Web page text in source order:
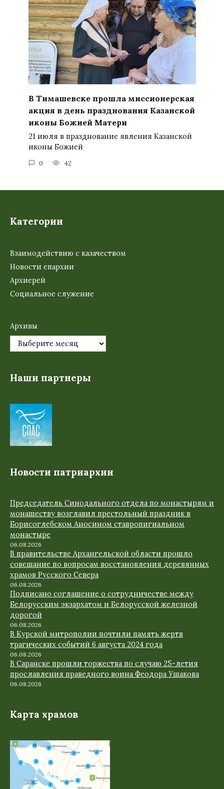
В Тимашевске прошла миссионерская
акция в день празднования Казанской
иконы Божией Матери
21 июля в празднование явления Казанской
иконы Божией
0 42
Категории
Взаимодействию с казачеством
Новости епархии
Архиерей
Социальное служение
Архивы
Наши партнеры
Новости патриархии
Председатель Синодального отдела по монастырям и
монашеству возглавил престольный праздник в
Борисоглебском Аносином ставропигиальном
монастыре
06.08.2026
В правительстве Архангельской области прошло
совещание по вопросам восстановления деревянных
храмов Русского Севера
06.08.2026
Подписано соглашение о сотрудничестве между
Белорусским экзархатом и Белорусской железной
дорогой
06.08.2026
В Курской митрополии почтили память жертв
трагических событий 6 августа 2024 года
06.08.2026
В Саранске прошли торжества по случаю 25-летия
прославления праведного воина Феодора Ушакова
06.08.2026
Карта храмов